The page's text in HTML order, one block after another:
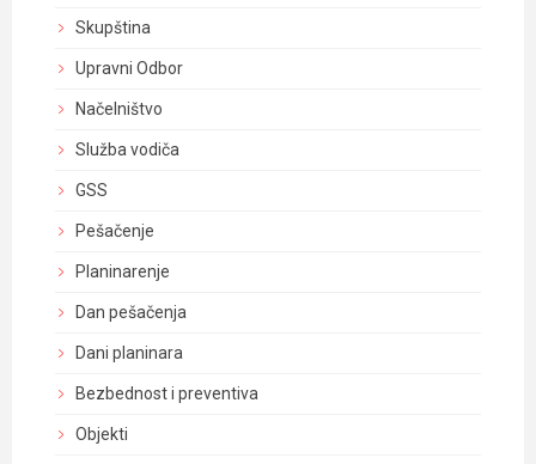
Skupština
Upravni Odbor
Načelništvo
Služba vodiča
GSS
Pešačenje
Planinarenje
Dan pešačenja
Dani planinara
Bezbednost i preventiva
Objekti